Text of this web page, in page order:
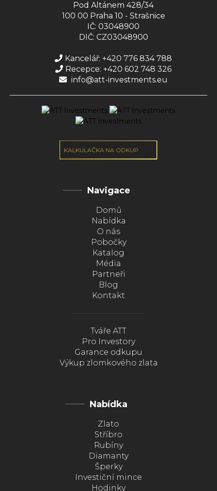
Pod Altánem 428/34
100 00 Praha 10 - Strašnice
IČ: 03048900
DIČ: CZ03048900
Kancelář: +420 776 834 788
Recepce: +420 602 748 326
info@att-investments.eu
KALKULAČKA NA ODKUP
Navigace
Domů
Nabídka
O nás
Pobočky
Katalog
Média
Partneři
Blog
Kontakt
Tváře ATT
Pro Investory
Garance odkupu
Výkup zlomkového zlata
Nabídka
Zlato
Stříbro
Rubíny
Diamanty
Šperky
Investiční mince
Hodinky